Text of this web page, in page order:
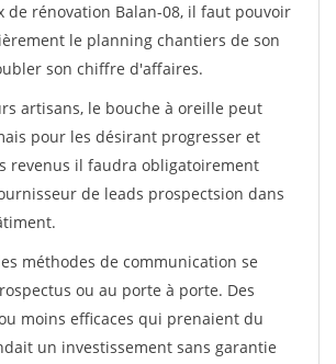
de rénovation Balan-08, il faut pouvoir
le planning chantiers de son
son chiffre d'affaires.
artisans, le bouche à oreille peut
pour les désirant progresser et
revenus il faudra obligatoirement
de leads prospectsion dans
méthodes de communication se
ou au porte à porte. Des
moins efficaces qui prenaient du
un investissement sans garantie